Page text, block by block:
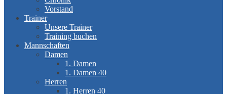
Vorstand
Trainer
Unsere Trainer
Training buchen
Mannschaften
Damen
1. Damen
1. Damen 40
Herren
1. Herren 40